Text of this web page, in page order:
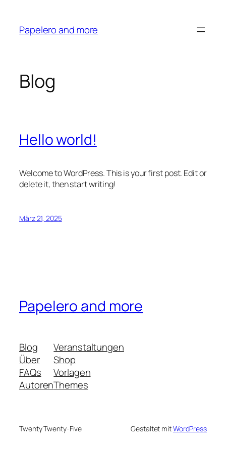
springen
Papelero and more
Blog
Hello world!
Welcome to WordPress. This is your first post. Edit or
delete it, then start writing!
März 21, 2025
Papelero and more
Blog
Über
FAQs
Autoren
Veranstaltungen
Shop
Vorlagen
Themes
Twenty Twenty-Five Gestaltet mitWordPress